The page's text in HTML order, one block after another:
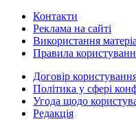
Контакти
Реклама на сайті
Використання
Правила
Договір
Політика у сфері
Угода щодо
Редакція